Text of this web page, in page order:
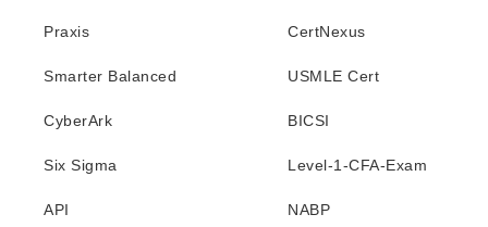
Praxis CertNexus
Smarter Balanced USMLE Cert
CyberArk BICSI
Six Sigma Level-1-CFA-Exam
API NABP